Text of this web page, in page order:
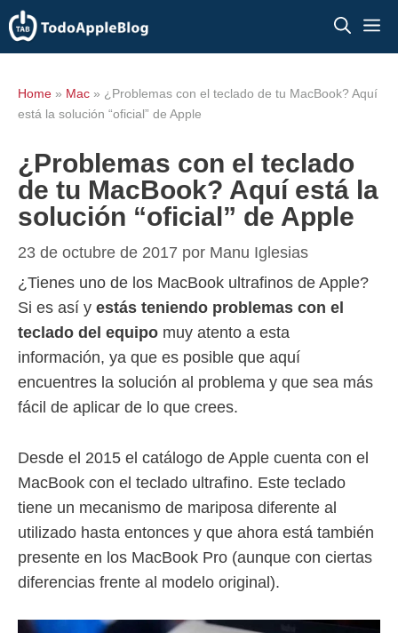
Saltar
al
Home » Mac » ¿Problemas con el teclado de tu MacBook? Aquí
está la solución “oficial” de Apple
¿Problemas con el teclado
de tu MacBook? Aquí está la
solución “oficial” de Apple
23 de octubre de 2017 por Manu Iglesias
¿Tienes uno de los MacBook ultrafinos de Apple?
Si es así y estás teniendo problemas con el
teclado del equipo muy atento a esta
información, ya que es posible que aquí
encuentres la solución al problema y que sea más
fácil de aplicar de lo que crees.
Desde el 2015 el catálogo de Apple cuenta con el
MacBook con el teclado ultrafino. Este teclado
tiene un mecanismo de mariposa diferente al
utilizado hasta entonces y que ahora está también
presente en los MacBook Pro (aunque con ciertas
diferencias frente al modelo original).